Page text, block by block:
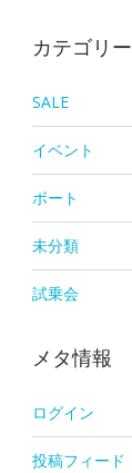
カテゴリー
SALE
イベント
ボート
未分類
試乗会
メタ情報
ログイン
投稿フィード